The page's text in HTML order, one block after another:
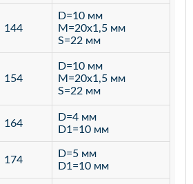
144
D=10 мм
M=20х1,5 мм
S=22 мм
154
D=10 мм
M=20х1,5 мм
S=22 мм
164
D=4 мм
D1=10 мм
174
D=5 мм
D1=10 мм